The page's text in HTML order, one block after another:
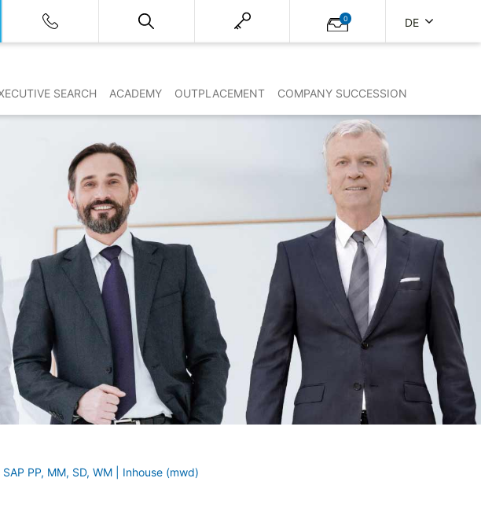
0 DE
SEARCH ACADEMY OUTPLACEMENT COMPANY SUCCESSION
PP, MM, SD, WM | Inhouse (mwd)